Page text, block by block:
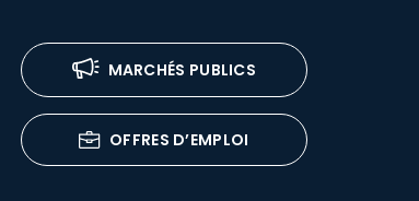
MARCHÉS PUBLICS
OFFRES D’EMPLOI